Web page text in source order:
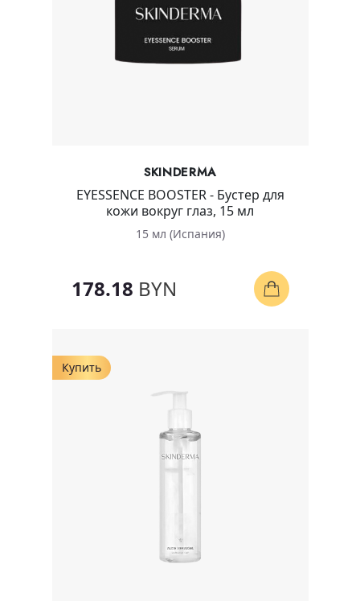
SKINDERMA
EYESSENCE BOOSTER - Бустер для
кожи вокруг глаз, 15 мл
15 мл (Испания)
178.18 BYN
Купить